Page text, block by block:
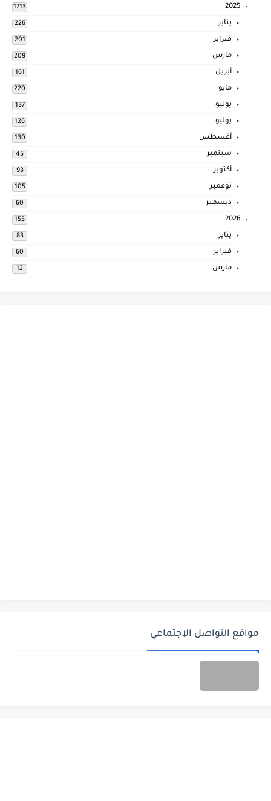
2025
1713
يناير 226
فبراير 201
مارس 209
أبريل 161
مايو 220
يونيو 137
يوليو 126
أغسطس 130
سبتمبر 45
أكتوبر 93
نوفمبر 105
ديسمبر 60
2026
155
يناير 83
فبراير 60
مارس 12
مواقع التواصل الإجتماعي